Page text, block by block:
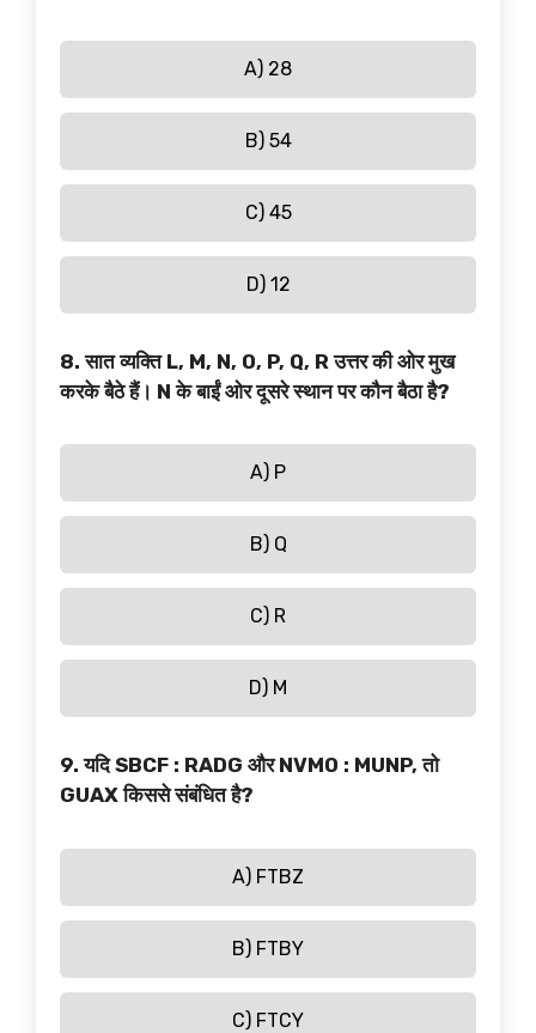
A) 28
B) 54
C) 45
D) 12
8. सात व्यक्ति L, M, N, O, P, Q, R उत्तर की ओर मुख
करके बैठे हैं। N के बाईं ओर दूसरे स्थान पर कौन बैठा है?
A) P
B) Q
C) R
D) M
9. यदि SBCF : RADG और NVMO : MUNP, तो
GUAX किससे संबंधित है?
A) FTBZ
B) FTBY
C) FTCY